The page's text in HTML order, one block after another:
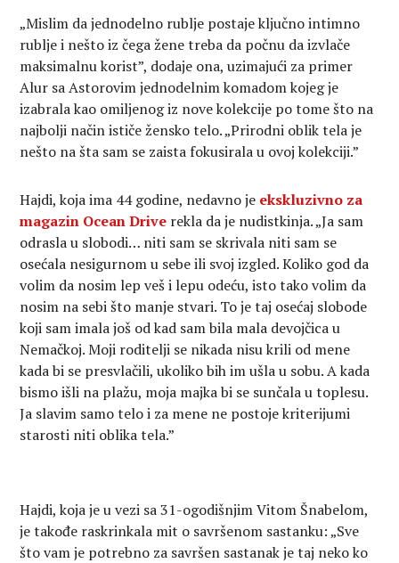
„Mislim da jednodelno rublje postaje ključno intimno
rublje i nešto iz čega žene treba da počnu da izvlače
maksimalnu korist”, dodaje ona, uzimajući za primer
Alur sa Astorovim jednodelnim komadom kojeg je
izabrala kao omiljenog iz nove kolekcije po tome što na
najbolji način ističe žensko telo. „Prirodni oblik tela je
nešto na šta sam se zaista fokusirala u ovoj kolekciji.”
Hajdi, koja ima 44 godine, nedavno je ekskluzivno za
magazin Ocean Drive rekla da je nudistkinja. „Ja sam
odrasla u slobodi… niti sam se skrivala niti sam se
osećala nesigurnom u sebe ili svoj izgled. Koliko god da
volim da nosim lep veš i lepu odeću, isto tako volim da
nosim na sebi što manje stvari. To je taj osećaj slobode
koji sam imala još od kad sam bila mala devojčica u
Nemačkoj. Moji roditelji se nikada nisu krili od mene
kada bi se presvlačili, ukoliko bih im ušla u sobu. A kada
bismo išli na plažu, moja majka bi se sunčala u toplesu.
Ja slavim samo telo i za mene ne postoje kriterijumi
starosti niti oblika tela.”
Hajdi, koja je u vezi sa 31-ogodišnjim Vitom Šnabelom,
je takođe raskrinkala mit o savršenom sastanku: „Sve
što vam je potrebno za savršen sastanak je taj neko ko